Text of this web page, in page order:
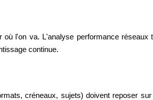
l'on va. L'analyse performance
continue.
créneaux, sujets) doivent reposer